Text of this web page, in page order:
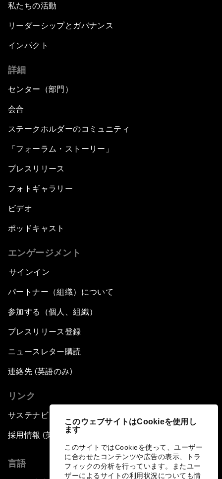
このウェブサイトはCookieを使用し
ます
このサイトではCookieを使って、ユーザー
に合わせたコンテンツや広告の表示、トラ
フィックの分析を行っています。またユー
ザーによるサイトの利用状況についても情
私たちの活動
リーダーシップとガバナンス
インパクト
詳細
センター（部門）
会合
ステークホルダーのコミュニティ
「フォーラム・ストーリー」
プレスリリース
フォトギャラリー
ビデオ
ポッドキャスト
エンゲージメント
サインイン
パートナー（組織）について
参加する（個人、組織）
プレスリリース登録
ニュースレター購読
連絡先 (英語のみ)
リンク
サステナビリティへの取り組み
採用情報 (英語のみ)
言語